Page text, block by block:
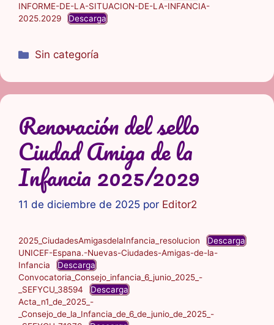
INFORME-DE-LA-SITUACION-DE-LA-INFANCIA-
2025.2029
Descarga
Categorías
Sin categoría
Renovación del sello
Ciudad Amiga de la
Infancia 2025/2029
11 de diciembre de 2025 por Editor2
2025_CiudadesAmigasdelaInfancia_resolucion
Descarga
UNICEF-Espana.-Nuevas-Ciudades-Amigas-de-la-
Infancia
Descarga
Convocatoria_Consejo_infancia_6_junio_2025_-
_SEFYCU_38594
Descarga
Acta_n1_de_2025_-
_Consejo_de_la_Infancia_de_6_de_junio_de_2025_-